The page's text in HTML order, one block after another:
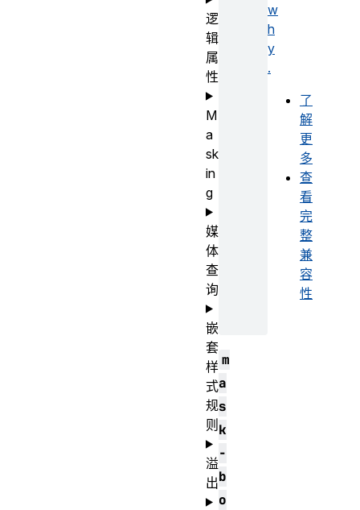
w
h
y
.
了
解
更
多
查
看
完
整
兼
容
性
m
a
s
k
-
b
o
逻
辑
属
性
M
a
sk
in
g
媒
体
查
询
嵌
套
样
式
规
则
溢
出